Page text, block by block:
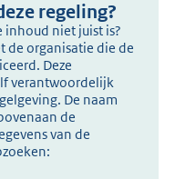
regeling?
inhoud niet juist is?
de organisatie die de
Deze
verantwoordelijk
De naam
de
van de